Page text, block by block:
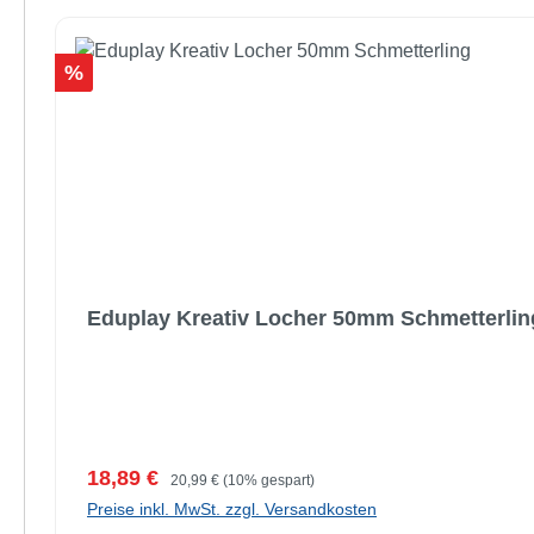
Rabatt
%
Eduplay Kreativ Locher 50mm
Verkaufspreis:
18,89 € Regulärer Preis:
20,99 € (10% gespart)
Preise inkl. MwSt. zzgl. Versandkosten